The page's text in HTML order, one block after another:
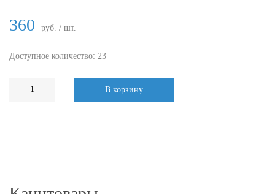
360 руб. / шт.
Доступное количество: 23
В корзину